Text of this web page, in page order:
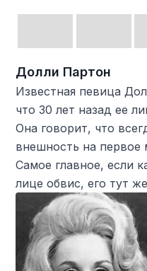
Долли Партон
Известная певица
что 30 лет назад ее
Она говорит, что
внешность на первое
Самое главное, если
лице обвис, его тут